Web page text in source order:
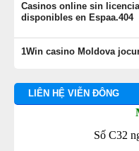
Casinos online sin
disponibles en Espaa.404
1Win casino Moldova
LIÊN HỆ VIỄN ĐÔNG
Số C32